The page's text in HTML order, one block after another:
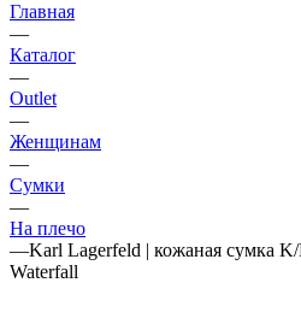
Главная
—
Каталог
—
Outlet
—
Женщинам
—
Сумки
—
На плечо
—Karl Lagerfeld | кожаная сумка
Waterfall